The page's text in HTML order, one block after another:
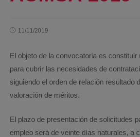
11/11/2019
El objeto de la convocatoria es constituir
para cubrir las necesidades de
siguiendo el orden de relación resultado
valoración de méritos.
El plazo de presentación de solicitudes
empleo será de veinte días naturales, a